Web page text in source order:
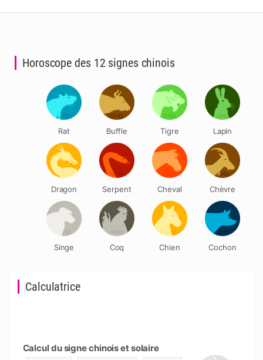
Calculatrice
Calcul du signe chinois et solaire
Horoscope des 12 signes chinois
Rat Buffle Tigre Lapin
Dragon Serpent Cheval Chèvre
Singe Coq Chien Cochon